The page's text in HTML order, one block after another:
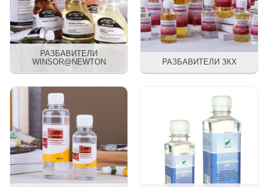
РАЗБАВИТЕЛИ
WINSOR@NEWTON
РАЗБАВИТЕЛИ ЗКХ